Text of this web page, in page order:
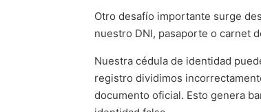
Otro desafío importante surge
nuestro DNI, pasaporte o carnet
Nuestra cédula de identidad
registro dividimos
documento oficial. Esto genera